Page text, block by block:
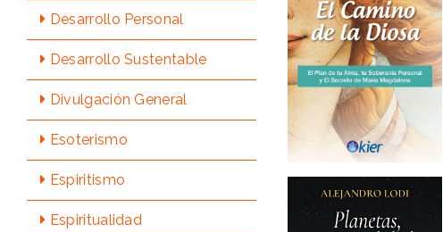
Desarrollo Personal
Desarrollo Sustentable
Divulgación General
Esoterismo
Espiritismo
Espiritualidad